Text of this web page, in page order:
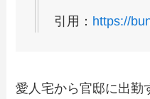
引用： https://
愛人宅から官邸に出勤